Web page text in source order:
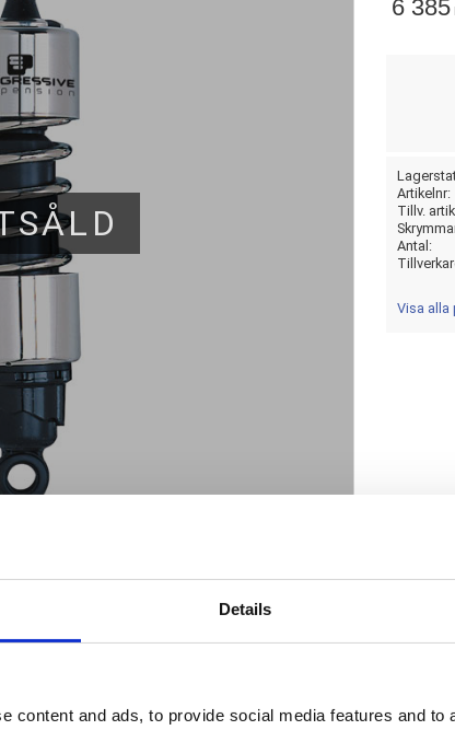
Details
content and ads, to provide social media features and to
6 385
Artikelnr
Tillv.
Antal
Visa alla